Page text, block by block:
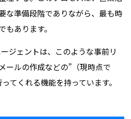
な準備段階でありながら、最も時
あります。
ジェントは、このような事前リ
ールの作成などの”（現時点で
てくれる機能を持っています。